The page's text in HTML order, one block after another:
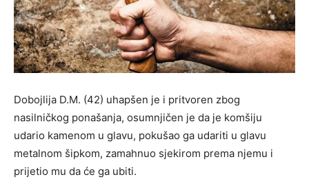
Dobojlija D.M. (42) uhapšen je i pritvoren zbog
nasilničkog ponašanja, osumnjičen je da je komšiju
udario kamenom u glavu, pokušao ga udariti u glavu
metalnom šipkom, zamahnuo sjekirom prema njemu i
prijetio mu da će ga ubiti.